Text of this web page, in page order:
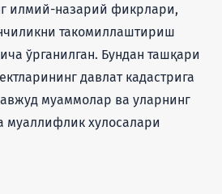
илмий-назарий фикрлари,
такомиллаштириш
ўрганилган. Бундан ташқари
давлат кадастрига
муаммолар ва уларнинг
муаллифлик хулосалари